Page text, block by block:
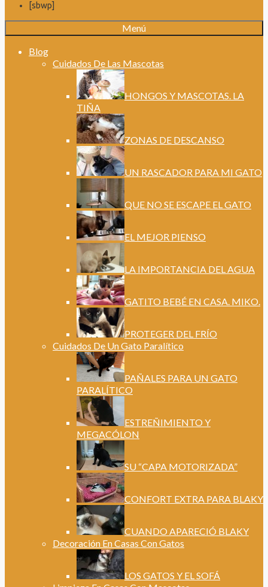
[sbwp]
Menú
Blog
Cuidados De Las Mascotas
HONGOS Y MASCOTAS. LA
TIÑA
ZONAS DE DESCANSO
UN RASCADOR PARA MI GATO
QUE NO SE ESCAPE EL GATO
EL MEJOR PIENSO
LA IMPORTANCIA DEL AGUA
GATITO BEBÉ EN CASA. MIKO.
PROTEGER DEL FRÍO
Cuidados De Un Gato Paralítico
PAÑALES PARA UN GATO
PARALÍTICO
ESTREÑIMIENTO Y
MEGACÓLON
SU “CAPA MOTORIZADA”
CONFORT EXTRA PARA BLAKY
CUANDO APARECIÓ BLAKY
Decoración En Casas Con Gatos
LOS GATOS Y EL SOFÁ